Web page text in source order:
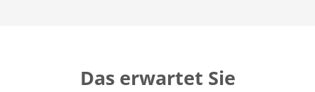
Das erwartet Sie